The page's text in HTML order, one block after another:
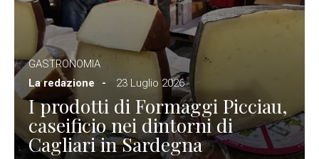
GASTRONOMIA
La redazione
23 Luglio 2026
I prodotti di Formaggi Picciau,
caseificio nei dintorni di
Cagliari in Sardegna